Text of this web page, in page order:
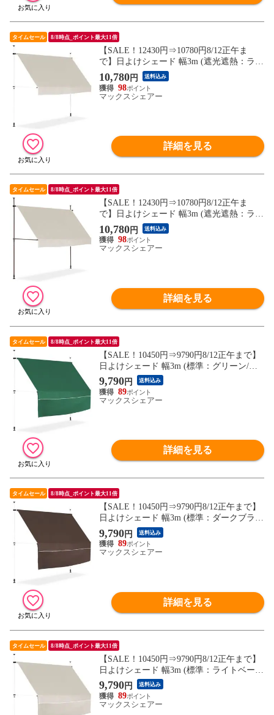
タイムセール 8/8時点_ポイント最大11倍
【SALE！12430円⇒10780円8/12正午ま
で】日よけシェード 幅3m (遮光遮熱：ライ
トベージュ/ホワイトフレーム/本体のみ) つ
っぱり式 巻き上げ オーニング UVカット
撥水 サンシェード 折りたたみ 目隠し 物干
10,780円 送料込み
98
マックスシェアー
詳細を見る
タイムセール 8/8時点_ポイント最大11倍
【SALE！12430円⇒10780円8/12正午ま
で】日よけシェード 幅3m (遮光遮熱：ライ
トベージュ/ブラウンフレーム/本体のみ) つ
っぱり式 巻き上げ オーニング UVカット
撥水 サンシェード 折りたたみ 目隠し 物干
10,780円 送料込み
98
マックスシェアー
詳細を見る
タイムセール 8/8時点_ポイント最大11倍
【SALE！10450円⇒9790円8/12正午まで】
日よけシェード 幅3m (標準：グリーン/ホ
ワイトフレーム/本体&前幕付セット) つっ
ぱり式 巻き上げ オーニング UVカット 撥
水 サンシェード 折りたたみ 目隠し 物干し
9,790円 送料込み
89
マックスシェアー
詳細を見る
タイムセール 8/8時点_ポイント最大11倍
【SALE！10450円⇒9790円8/12正午まで】
日よけシェード 幅3m (標準：ダークブラウ
ン/ホワイトフレーム/本体&前幕付セット)
つっぱり式 巻き上げ オーニング UVカット
撥水 サンシェード 折りたたみ 目隠し 物干
9,790円 送料込み
89
マックスシェアー
詳細を見る
タイムセール 8/8時点_ポイント最大11倍
【SALE！10450円⇒9790円8/12正午まで】
日よけシェード 幅3m (標準：ライトベージ
ュ/ホワイトフレーム/本体&前幕付セット)
つっぱり式 巻き上げ オーニング UVカット
撥水 サンシェード 折りたたみ 目隠し 物干
9,790円 送料込み
89
マックスシェアー